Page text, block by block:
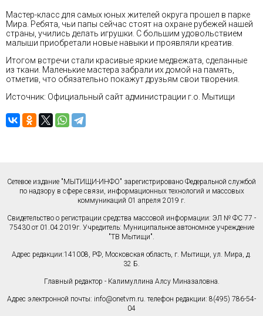
Мастер-класс для самых юных жителей округа прошел в парке
Мира. Ребята, чьи папы сейчас стоят на охране рубежей нашей
страны, учились делать игрушки. С большим удовольствием
малыши приобретали новые навыки и проявляли креатив.
Итогом встречи стали красивые яркие медвежата, сделанные
из ткани. Маленькие мастера забрали их домой на память,
отметив, что обязательно покажут друзьям свои творения.
Источник: Официальный сайт администрации г.о. Мытищи
Сетевое издание "МЫТИЩИ-ИНФО" зарегистрировано Федеральной службой
по надзору в сфере связи, информационных технологий и массовых
коммуникаций 01 апреля 2019 г.
Свидетельство о регистрации средства массовой информации: ЭЛ № ФС 77 -
75430 от 01.04.2019г. Учредитель: Муниципальное автономное учреждение
"ТВ Мытищи".
Адрес редакции:141008, РФ, Московская область, г. Мытищи, ул. Мира, д.
32 Б.
Главный редактор - Калимуллина Алсу Миназаловна.
Адрес электронной почты: info@onetvm.ru. телефон редакции: 8(495) 786-54-
04